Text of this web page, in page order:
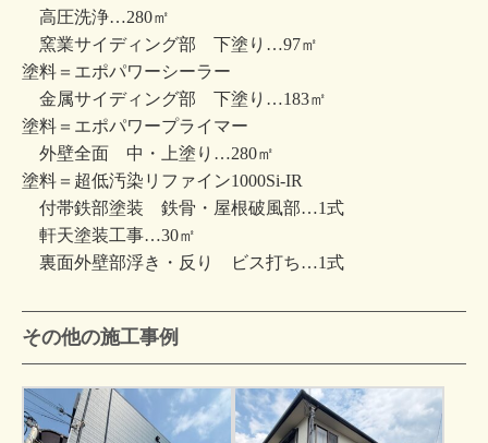
高圧洗浄…280㎡
窯業サイディング部 下塗り…97㎡
塗料＝エポパワーシーラー
金属サイディング部 下塗り…183㎡
塗料＝エポパワープライマー
外壁全面 中・上塗り…280㎡
塗料＝超低汚染リファイン1000Si-IR
付帯鉄部塗装 鉄骨・屋根破風部…1式
軒天塗装工事…30㎡
裏面外壁部浮き・反り ビス打ち…1式
その他の施工事例